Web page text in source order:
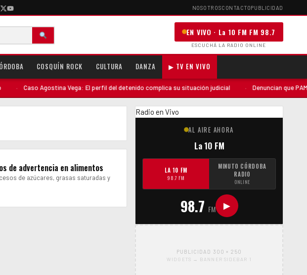
NOSOTROSCONTACTOPUBLICIDAD
EN VIVO · La 10 FM FM 98.7
ESCUCHÁ LA RADIO ONLINE
COSQUÍN ROCK CULTURA DANZA ▶ TV EN VIVO
Caso Agostina Vega: El perfil del detenido complica su situación judicial Denuncian que PAMI
de advertencia en alimentos
de azúcares, grasas saturadas y
Radio en Vivo
AL AIRE AHORA
La 10 FM
LA 10 FM
98.7 FM
MINUTO CÓRDOBA
RADIO
ONLINE
98.7 FM ▶
PUBLICIDAD 300 × 250
WIDGETS → BANNER SIDEBAR 1